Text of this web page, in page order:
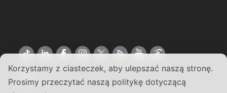
Korzystamy z ciasteczek, aby ulepszać naszą stronę.
Prosimy przeczytać naszą politykę dotyczącą
Polski